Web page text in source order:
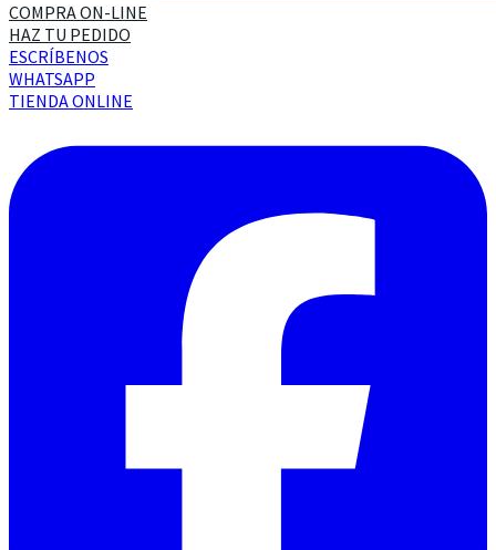
COMPRA ON-LINE
HAZ TU PEDIDO
ESCRÍBENOS
WHATSAPP
TIENDA ONLINE